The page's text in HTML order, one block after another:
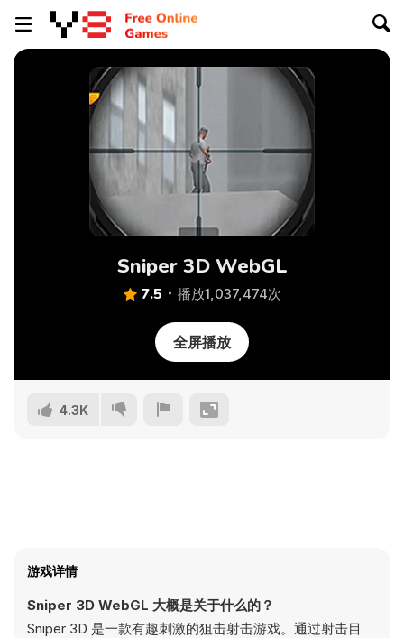
Sniper 3D WebGL
7.5 播放1,037,474次
全屏播放
4.3K
游戏详情
Sniper 3D WebGL 大概是关于什么的？
Sniper 3D 是一款有趣刺激的狙击射击游戏。通过射击目